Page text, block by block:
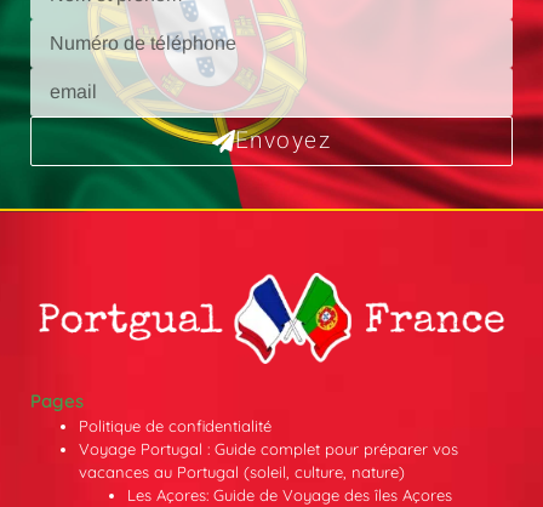
Envoyez
Pages
Politique de confidentialité
Voyage Portugal : Guide complet pour préparer vos
vacances au Portugal (soleil, culture, nature)
Les Açores: Guide de Voyage des îles Açores